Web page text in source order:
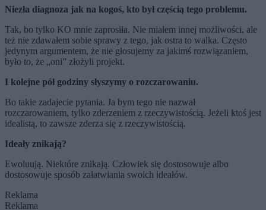
Niezła diagnoza jak na kogoś, kto był częścią tego problemu.
Tak, bo tylko KO mnie zaprosiła. Nie miałem innej możliwości, ale
też nie zdawałem sobie sprawy z tego, jak ostra to walka. Często
jedynym argumentem, że nie głosujemy za jakimś rozwiązaniem,
było to, że „oni” złożyli projekt.
I kolejne pół godziny słyszymy o rozczarowaniu.
Bo takie zadajecie pytania. Ja bym tego nie nazwał
rozczarowaniem, tylko zderzeniem z rzeczywistością. Jeżeli ktoś jest
idealistą, to zawsze zderza się z rzeczywistością.
Ideały znikają?
Ewoluują. Niektóre znikają. Człowiek się dostosowuje albo
dostosowuje sposób załatwiania swoich ideałów.
Reklama
Reklama